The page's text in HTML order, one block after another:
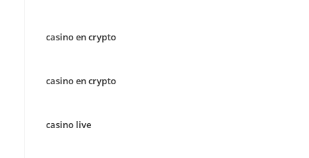
casino en crypto
casino en crypto
casino live